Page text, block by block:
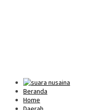
Beranda
Home